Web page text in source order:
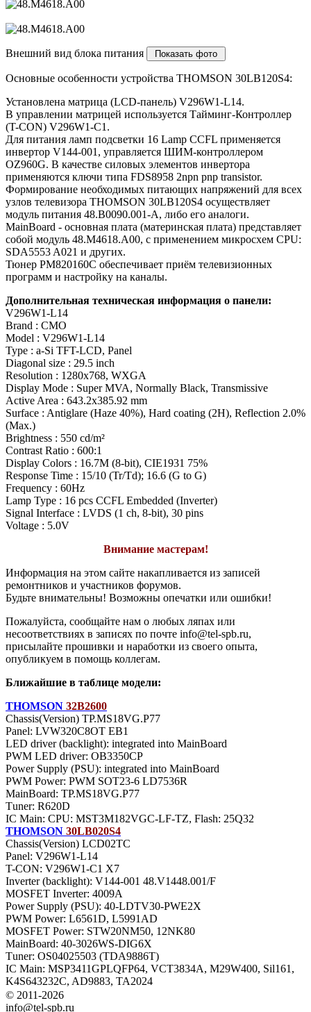
Внешний вид блока питания
Основные особенности устройства THOMSON 30LB120S4:
Установлена матрица (LCD-панель) V296W1-L14.
В управлении матрицей используется Тайминг-Контроллер
(T-CON) V296W1-C1.
Для питания ламп подсветки 16 Lamp CCFL применяется
инвертор V144-001, управляется ШИМ-контроллером
OZ960G. В качестве силовых элементов инвертора
применяются ключи типа FDS8958 2npn pnp transistor.
Формирование необходимых питающих напряжений для всех
узлов телевизора THOMSON 30LB120S4 осуществляет
модуль питания 48.B0090.001-A, либо его аналоги.
MainBoard - основная плата (материнская плата) представляет
собой модуль 48.M4618.A00, с применением микросхем CPU:
SDA5553 A021 и других.
Тюнер PM820160C обеспечивает приём телевизионных
программ и настройку на каналы.
Дополнительная техническая информация о панели:
V296W1-L14
Brand : CMO
Model : V296W1-L14
Type : a-Si TFT-LCD, Panel
Diagonal size : 29.5 inch
Resolution : 1280x768, WXGA
Display Mode : Super MVA, Normally Black, Transmissive
Active Area : 643.2x385.92 mm
Surface : Antiglare (Haze 40%), Hard coating (2H), Reflection 2.0%
(Max.)
Brightness : 550 cd/m²
Contrast Ratio : 600:1
Display Colors : 16.7M (8-bit), CIE1931 75%
Response Time : 15/10 (Tr/Td); 16.6 (G to G)
Frequency : 60Hz
Lamp Type : 16 pcs CCFL Embedded (Inverter)
Signal Interface : LVDS (1 ch, 8-bit), 30 pins
Voltage : 5.0V
Внимание мастерам!
Информация на этом сайте накапливается из записей
ремонтников и участников форумов.
Будьте внимательны! Возможны опечатки или ошибки!
Пожалуйста, сообщайте нам о любых ляпах или
несоответствиях в записях по почте info@tel-spb.ru,
присылайте прошивки и наработки из своего опыта,
опубликуем в помощь коллегам.
Ближайшие в таблице модели:
THOMSON 32B2600
Chassis(Version) TP.MS18VG.P77
Panel: LVW320C8OT EB1
LED driver (backlight): integrated into MainBoard
PWM LED driver: OB3350CP
Power Supply (PSU): integrated into MainBoard
PWM Power: PWM SOT23-6 LD7536R
MainBoard: TP.MS18VG.P77
Тuner: R620D
IC Main: CPU: MST3M182VGC-LF-TZ, Flash: 25Q32
THOMSON 30LB020S4
Chassis(Version) LCD02TC
Panel: V296W1-L14
T-CON: V296W1-C1 X7
Inverter (backlight): V144-001 48.V1448.001/F
MOSFET Inverter: 4009A
Power Supply (PSU): 40-LDTV30-PWE2X
PWM Power: L6561D, L5991AD
MOSFET Power: STW20NM50, 12NK80
MainBoard: 40-3026WS-DIG6X
Тuner: OS04025503 (TDA9886T)
IC Main: MSP3411GPLQFP64, VCT3834A, M29W400, Sil161,
K4S643232C, AD9883, TA2024
© 2011-2026
info@tel-spb.ru